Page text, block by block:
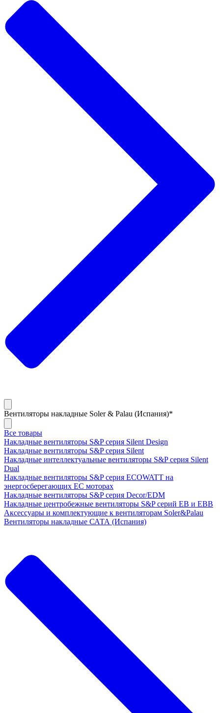
Вентиляторы накладные Soler & Palau (Испания)*
Все товары
Накладные вентиляторы S&P серия Silent Design
Накладные вентиляторы S&P серия Silent
Накладные интеллектуальные вентиляторы S&P серия Silent
Dual
Накладные вентиляторы S&P серия ECOWATT на
энергосберегающих ЕС моторах
Накладные вентиляторы S&P серия Decor/EDM
Накладные центробежные вентиляторы S&P серий EB и EBB
Аксессуары и комплектующие к вентиляторам Soler&Palau
Вентиляторы накладные САТА (Испания)